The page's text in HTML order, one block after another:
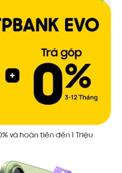
và hoàn tiền đến 1 Triệu